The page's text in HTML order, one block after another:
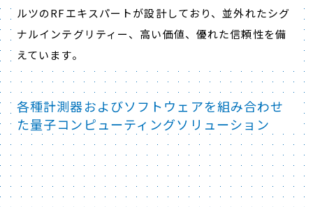
ルツのRFエキスパートが設計しており、並外れたシグ
ナルインテグリティー、高い価値、優れた信頼性を備
えています。
各種計測器およびソフトウェアを組み合わせ
た量子コンピューティングソリューション